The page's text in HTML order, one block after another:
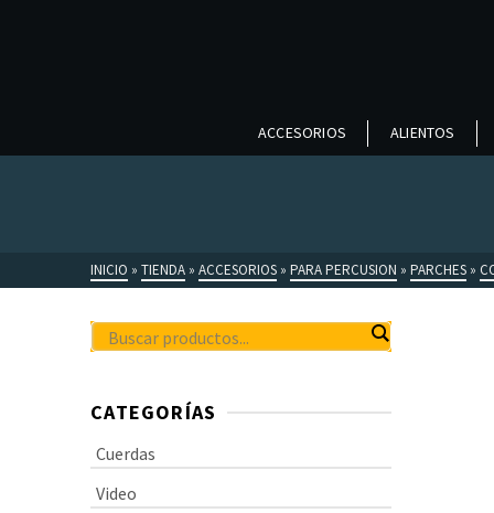
ACCESORIOS ALIENTOS
INICIO » TIENDA » ACCESORIOS » PARA PERCUSION » PARCHES »
CATEGORÍAS
Cuerdas
Video